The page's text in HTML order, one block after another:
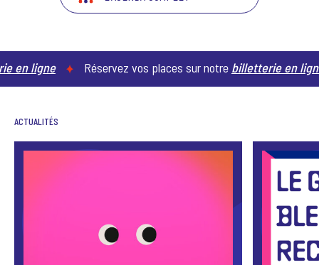
Réservez vos places sur notrebilletterie en ligne
ACTUALITÉS